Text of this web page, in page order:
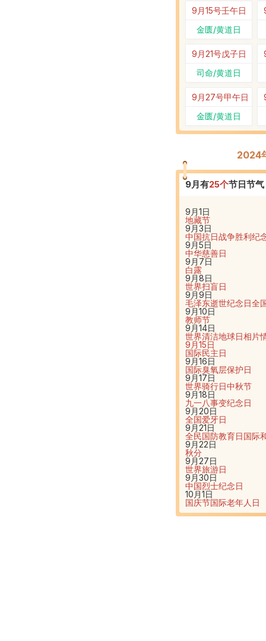
9月15号壬午日
金匮/黄道日
9月21号戊子日
司命/黄道日
9月27号甲午日
金匮/黄道日
2024
9月有25个节日节气
9月1日
地藏节
9月3日
中国抗日战争胜利纪
9月5日
中华慈善日
9月7日
白露
9月8日
世界扫盲日
9月9日
毛泽东逝世纪念日全
9月10日
教师节
9月14日
世界清洁地球日相片
9月15日
国际民主日
9月16日
国际臭氧层保护日
9月17日
世界骑行日中秋节
9月18日
九一八事变纪念日
9月20日
全国爱牙日
9月21日
全民国防教育日国际
9月22日
秋分
9月27日
世界旅游日
9月30日
中国烈士纪念日
10月1日
国庆节国际老年人日